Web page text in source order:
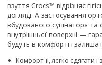
взуття Crocs™ відрізняє
догляді. А застосування
вбудованого супінатора та
внутрішньої поверхні —
будуть в комфорті і
Комфортні, легко одягати і